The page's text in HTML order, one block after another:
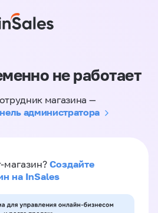
не работает
магазина —
администратора
магазин? Создайте
на InSales